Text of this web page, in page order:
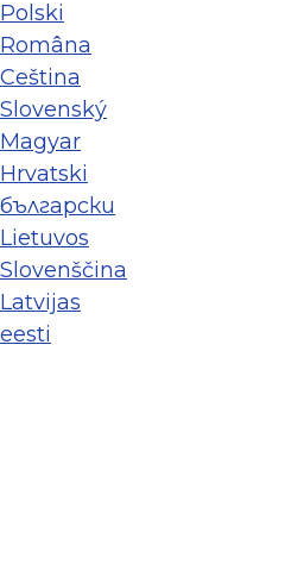
Polski
Româna
Ceština
Slovenský
Magyar
Hrvatski
български
Lietuvos
Slovenščina
Latvijas
eesti